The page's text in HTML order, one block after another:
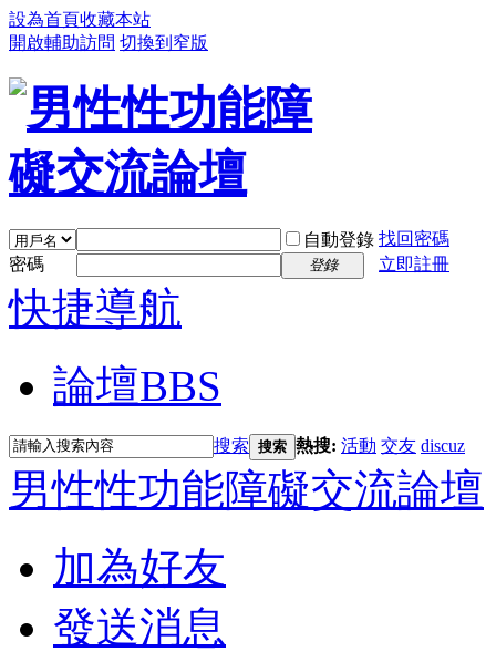
設為首頁收藏本站
開啟輔助訪問 切換到窄版
自動登錄 找回密碼
密碼
登錄 立即註冊
快捷導航
論壇BBS
搜索 搜索 熱搜: 活動 交友 discuz
男性性功能障礙交流論壇
加為好友
發送消息